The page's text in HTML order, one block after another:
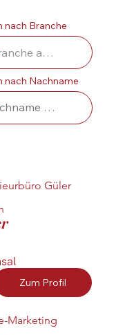
nach Branche
nach Nachname
Güler
Zum Profil
Marketing